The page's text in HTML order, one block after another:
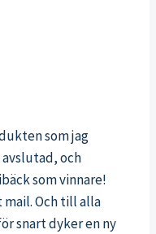
som jag
och
som vinnare!
Och till alla
snart dyker en ny